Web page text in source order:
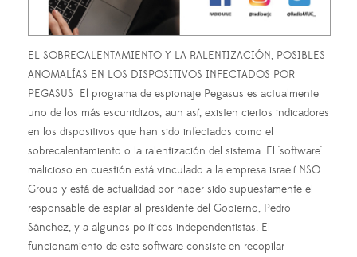
EL SOBRECALENTAMIENTO Y LA RALENTIZACIÓN, POSIBLES
ANOMALÍAS EN LOS DISPOSITIVOS INFECTADOS POR
PEGASUS El programa de espionaje Pegasus es actualmente
uno de los más escurridizos, aun así, existen ciertos indicadores
en los dispositivos que han sido infectados como el
sobrecalentamiento o la ralentización del sistema. El 'software'
malicioso en cuestión está vinculado a la empresa israelí NSO
Group y está de actualidad por haber sido supuestamente el
responsable de espiar al presidente del Gobierno, Pedro
Sánchez, y a algunos políticos independentistas. El
funcionamiento de este software consiste en recopilar